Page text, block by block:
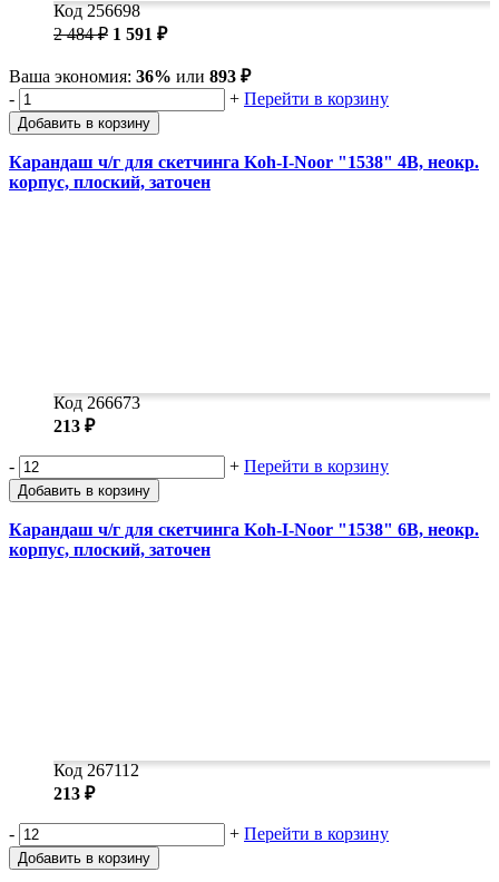
Код 256698
2 484 ₽ 1 591 ₽
Ваша экономия: 36% или 893 ₽
-
+ Перейти в корзину
Добавить в корзину
Карандаш ч/г для скетчинга Koh-I-Noor "1538" 4B, неокр.
корпус, плоский, заточен
Код 266673
213 ₽
- + Перейти в корзину
Добавить в корзину
Карандаш ч/г для скетчинга Koh-I-Noor "1538" 6B, неокр.
корпус, плоский, заточен
Код 267112
213 ₽
- + Перейти в корзину
Добавить в корзину